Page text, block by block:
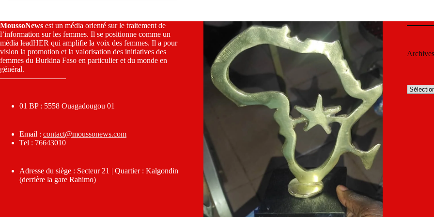
MoussoNews est un média orienté sur le traitement de
l’information sur les femmes. Il se positionne comme un
média leadHER qui amplifie la voix des femmes. Il a pour
vision la promotion et la valorisation des initiatives des
femmes du Burkina Faso en particulier et du monde en
général.
————————–
01 BP : 5558 Ouagadougou 01
Email : contact@moussonews.com
Tel : 76643010
Adresse du siège : Secteur 21 | Quartier : Kalgondin
(derrière la gare Rahimo)
Archives
Archives